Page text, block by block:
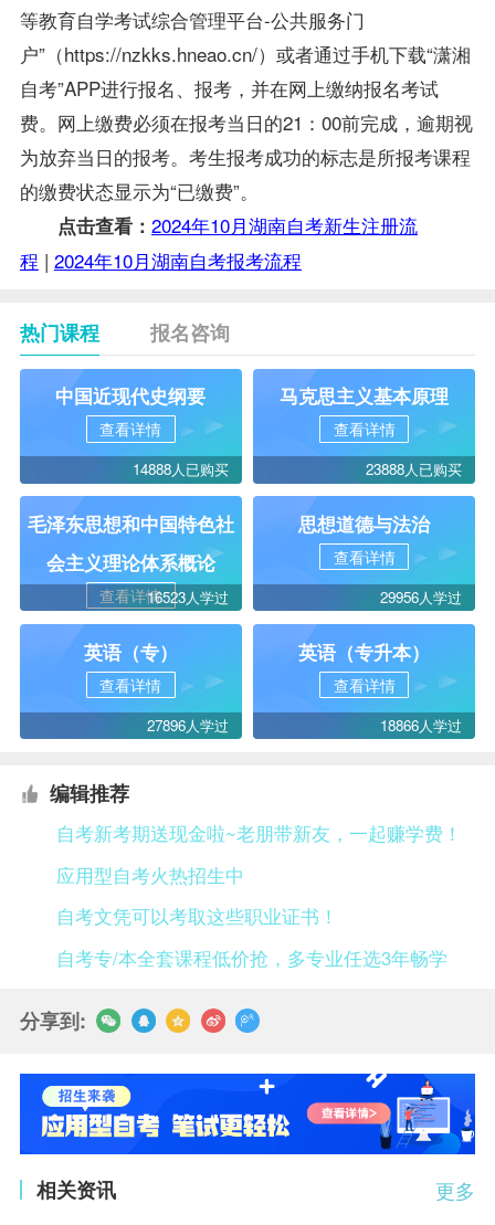
等教育自学考试综合管理平台-公共服务门
户”（https://nzkks.hneao.cn/）或者通过手机下载“潇湘
自考”APP进行报名、报考，并在网上缴纳报名考试
费。网上缴费必须在报考当日的21：00前完成，逾期视
为放弃当日的报考。考生报考成功的标志是所报考课程
的缴费状态显示为“已缴费”。
点击查看： 2024年10月湖南自考新生注册流
程 | 2024年10月湖南自考报考流程
热门课程 报名咨询
中国近现代史纲要
查看详情
14888人已购买
马克思主义基本原理
查看详情
23888人已购买
毛泽东思想和中国特色社
会主义理论体系概论
查看详情16523人学过
思想道德与法治
查看详情
29956人学过
英语（专）
查看详情
27896人学过
英语（专升本）
查看详情
18866人学过
编辑推荐
自考新考期送现金啦~老朋带新友，一起赚学费！
应用型自考火热招生中
自考文凭可以考取这些职业证书！
自考专/本全套课程低价抢，多专业任选3年畅学
分享到:
更多
相关资讯